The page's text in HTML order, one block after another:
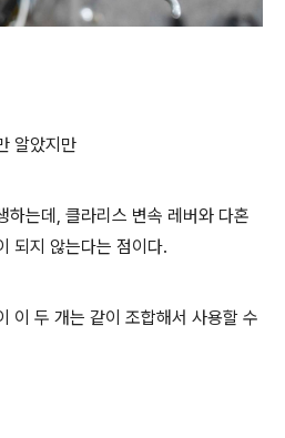
알았지만
하는데, 클라리스 변속 레버와 다혼
되지 않는다는 점이다.
이 두 개는 같이 조합해서 사용할 수